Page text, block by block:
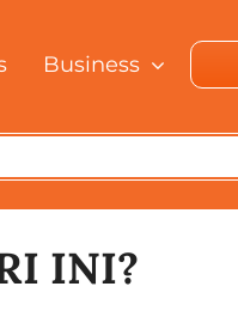
Business
INI?